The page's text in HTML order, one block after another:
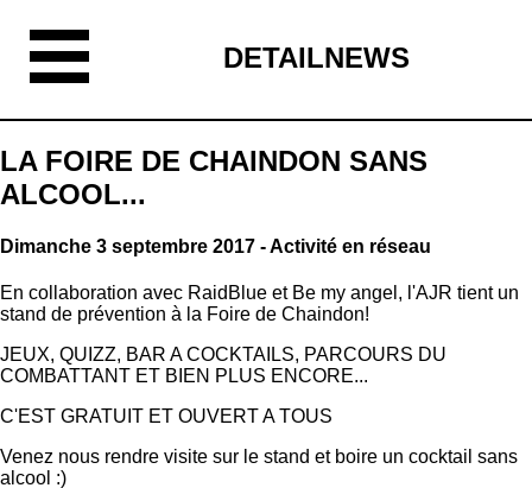
DETAILNEWS
LA FOIRE DE CHAINDON SANS
ALCOOL...
Dimanche 3 septembre 2017 - Activité en réseau
En collaboration avec RaidBlue et Be my angel, l'AJR tient un
stand de prévention à la Foire de Chaindon!
JEUX, QUIZZ, BAR A COCKTAILS, PARCOURS DU
COMBATTANT ET BIEN PLUS ENCORE...
C'EST GRATUIT ET OUVERT A TOUS
Venez nous rendre visite sur le stand et boire un cocktail sans
alcool :)